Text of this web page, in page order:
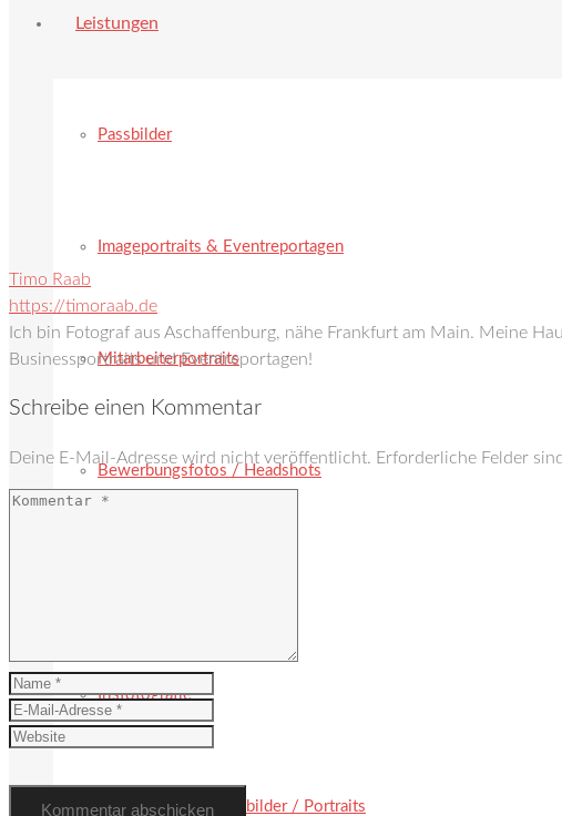
Leistungen
Passbilder
Imageportraits & Eventreportagen
Mitarbeiterportraits
Bewerbungsfotos / Headshots
Irisfotografie
Paarbilder / Familienbilder / Portraits
Timo Raab
https://timoraab.de
Ich bin Fotograf aus Aschaffenburg, nähe Frankfurt am Main. Meine
Businessportraits und Eventreportagen!
Schreibe einen Kommentar
Deine E-Mail-Adresse wird nicht veröffentlicht. Erforderliche Felder